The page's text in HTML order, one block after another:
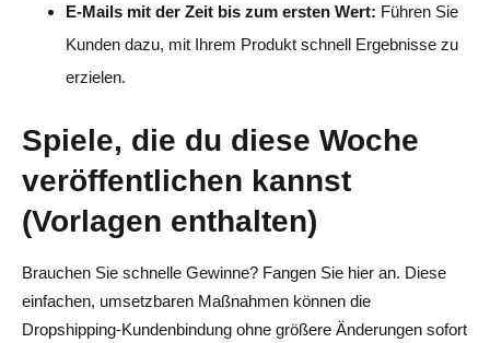
E-Mails mit der Zeit bis zum ersten Wert: Führen Sie
Kunden dazu, mit Ihrem Produkt schnell Ergebnisse zu
erzielen.
Spiele, die du diese Woche
veröffentlichen kannst
(Vorlagen enthalten)
Brauchen Sie schnelle Gewinne? Fangen Sie hier an. Diese
einfachen, umsetzbaren Maßnahmen können die
Dropshipping-Kundenbindung ohne größere Änderungen sofort